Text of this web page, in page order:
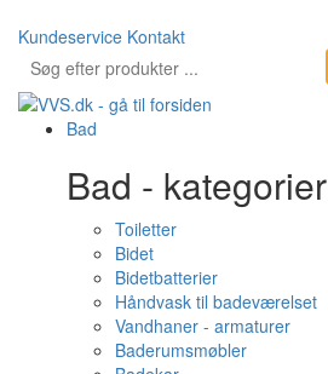
Kundeservice Kontakt
Bad
Bad - kategorier
Toiletter
Bidet
Bidetbatterier
Håndvask til badeværelset
Vandhaner - armaturer
Baderumsmøbler